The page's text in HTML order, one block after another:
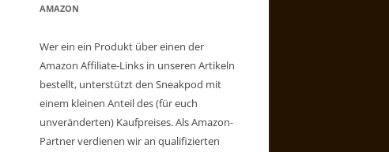
AMAZON
Wer ein ein Produkt über einen der
Amazon Affiliate-Links in unseren Artikeln
bestellt, unterstützt den Sneakpod mit
einem kleinen Anteil des (für euch
unveränderten) Kaufpreises. Als Amazon-
Partner verdienen wir an qualifizierten